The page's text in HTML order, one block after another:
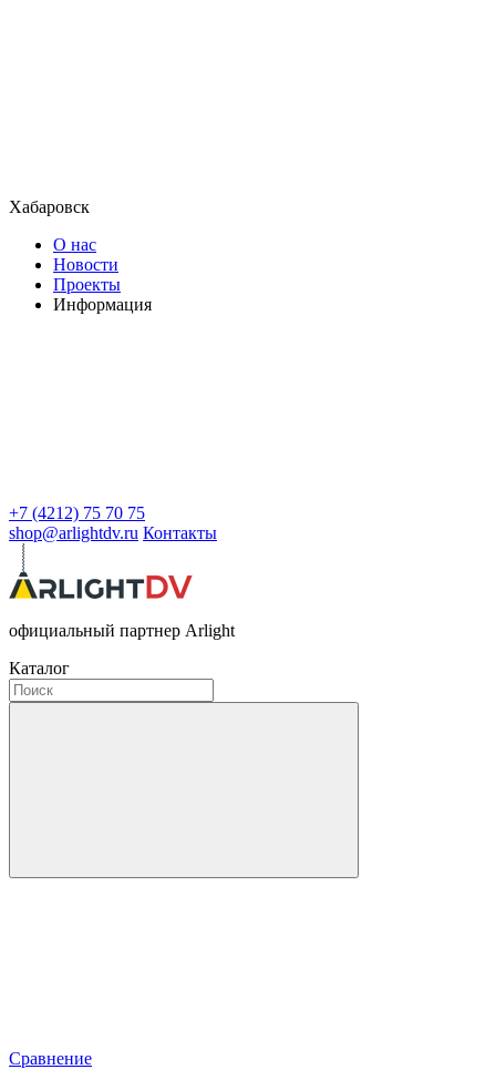
Хабаровск
О нас
Новости
Проекты
Информация
+7 (4212) 75 70 75
shop@arlightdv.ru Контакты
официальный партнер Arlight
Каталог
Сравнение